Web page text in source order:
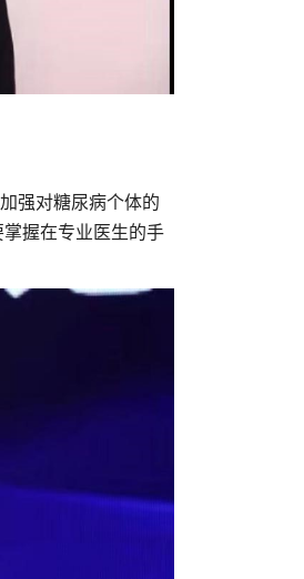
强对糖尿病个体的
握在专业医生的手